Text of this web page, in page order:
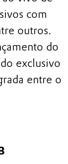
com
outros.
do
exclusivo
entre o